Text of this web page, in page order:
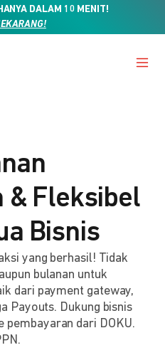
DALAM 10 MENIT!
& Fleksibel
Bisnis
yang berhasil! Tidak
bulanan untuk
dari payment gateway,
Payouts. Dukung bisnis
pembayaran dari DOKU.